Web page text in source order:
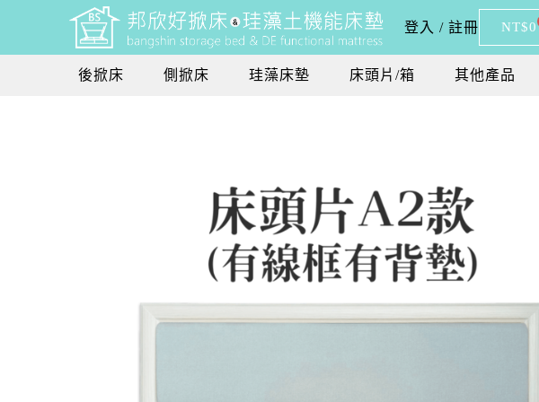
登入 / 註冊 NT$0
後掀床 側掀床 珪藻床墊 床頭片/箱 其他產品